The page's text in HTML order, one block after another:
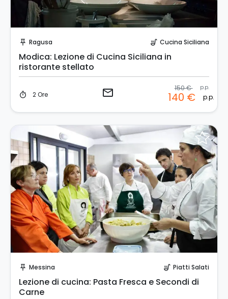
push_pin Ragusa soup_kitchen Cucina Siciliana
Modica: Lezione di Cucina Siciliana in
ristorante stellato
timer 2 Ore email 150 € p.p.
140 € p.p.
push_pin Messina soup_kitchen Piatti Salati
Lezione di cucina: Pasta Fresca e Secondi di
Carne